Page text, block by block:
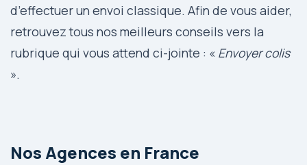
d’effectuer un envoi classique. Afin de vous aider,
retrouvez tous nos meilleurs conseils vers la
rubrique qui vous attend ci-jointe : « Envoyer colis
».
Nos Agences en France